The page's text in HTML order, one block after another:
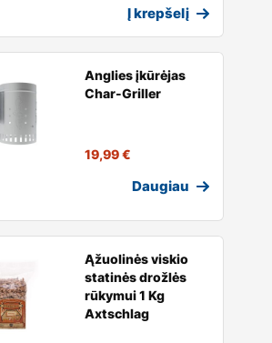
Į krepšelį
Anglies įkūrėjas
Char-Griller
19,99€
Daugiau
Ąžuolinės viskio
statinės drožlės
rūkymui 1 Kg
Axtschlag